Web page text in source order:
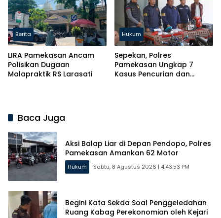
Berita
LIRA Pamekasan Ancam
Polisikan Dugaan
Malapraktik RS Larasati
Hukum
Sepekan, Polres
Pamekasan Ungkap 7
Kasus Pencurian dan
Baca Juga
Aksi Balap Liar di Depan Pendopo, Polres
Pamekasan Amankan 62 Motor
Hukum Sabtu, 8 Agustus 2026 | 4:43:53 PM
Begini Kata Sekda Soal Penggeledahan
Ruang Kabag Perekonomian oleh Kejari